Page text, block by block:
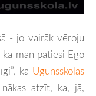
- jo vairāk vēroju
man patiesi Ego
kā Ugunsskolas
atzīt, ka, jā,